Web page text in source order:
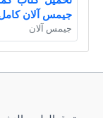
جيمس آلان
جيمس آلان